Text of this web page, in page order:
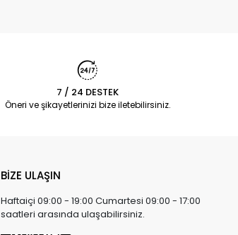
7 / 24 DESTEK
Öneri ve şikayetlerinizi bize iletebilirsiniz.
BİZE ULAŞIN
Haftaiçi 09:00 - 19:00 Cumartesi 09:00 - 17:00
saatleri arasında ulaşabilirsiniz.